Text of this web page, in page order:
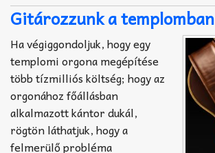
Gitározzunk a templomban
Ha végiggondoljuk, hogy egy
templomi orgona megépítése
több tízmilliós költség; hogy az
orgonához főállásban
alkalmazott kántor dukál,
rögtön láthatjuk, hogy a
felmerülő probléma